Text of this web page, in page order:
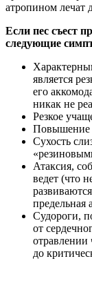
атропином лечат
Если пес съест
следующие
является
его
никак не
Резкое
Повышение
Сухость
Атаксия,
ведет (что
предельная
Судороги,
от
отравлении
до